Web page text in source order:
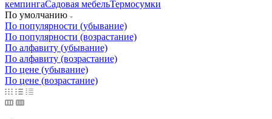
кемпингаСадовая мебельТермосумки
По умолчанию
По популярности (убывание)
По популярности (возрастание)
По алфавиту (убывание)
По алфавиту (возрастание)
По цене (убывание)
По цене (возрастание)